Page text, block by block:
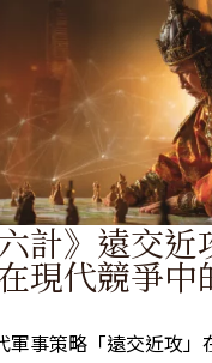
計》遠交近
現代競爭中
軍事策略「遠交近攻」